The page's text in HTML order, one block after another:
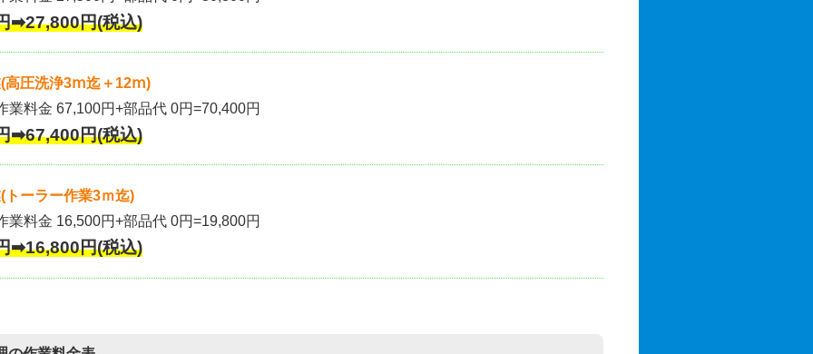
➡27,800円(税込)
(高圧洗浄3ⅿ迄＋12ⅿ)
業料金 67,100円+部品代 0円=70,400円
➡67,400円(税込)
トーラー作業3ｍ迄)
業料金 16,500円+部品代 0円=19,800円
➡16,800円(税込)